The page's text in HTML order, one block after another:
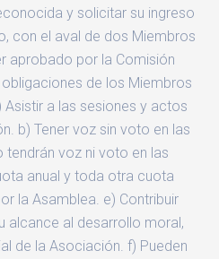
y solicitar su ingreso
con el aval de dos Miembros
aprobado por la Comisión
de los Miembros
Asistir a las sesiones y actos
b) Tener voz sin voto en las
voz ni voto en las
anual y toda otra cuota
la Asamblea. e) Contribuir
alcance al desarrollo moral,
de la Asociación. f) Pueden